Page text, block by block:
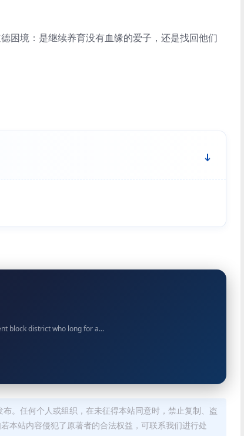
困境：是继续养育没有血缘的爱子，还是找回他们
block district who long for a…
。任何个人或组织，在未征得本站同意时，禁止复制、盗
本站内容侵犯了原著者的合法权益，可联系我们进行处